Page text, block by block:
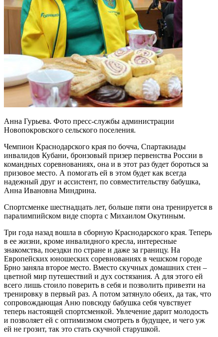
Анна Гурьева. Фото пресс-службы администрации
Новопокровского сельского поселения.
Чемпион Краснодарского края по бочча, Спартакиады
инвалидов Кубани, бронзовый призер первенства России в
командных соревнованиях, она и в этот раз будет бороться за
призовое место. А помогать ей в этом будет как всегда
надежный друг и ассистент, по совместительству бабушка,
Анна Ивановна Миндрина.
Спортсменке шестнадцать лет, больше пяти она тренируется в
паралимпийском виде спорта с Михаилом Окутиным.
Три года назад вошла в сборную Краснодарского края. Теперь
в ее жизни, кроме инвалидного кресла, интересные
знакомства, поездки по стране и даже за границу. На
Европейских юношеских соревнованиях в чешском городе
Брно заняла второе место. Вместо скучных домашних стен –
цветной мир путешествий и дух состязания. А для этого ей
всего лишь стоило поверить в себя и позволить привезти на
тренировку в первый раз. А потом затянуло обеих, да так, что
сопровождающая Аню повсюду бабушка себя чувствует
теперь настоящей спорт­сменкой. Увлечение дарит молодость
и позволяет ей с оптимизмом смотреть в будущее, и чего уж
ей не грозит, так это стать скучной старушкой.